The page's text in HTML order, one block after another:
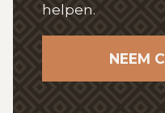
helpen.
NEEM